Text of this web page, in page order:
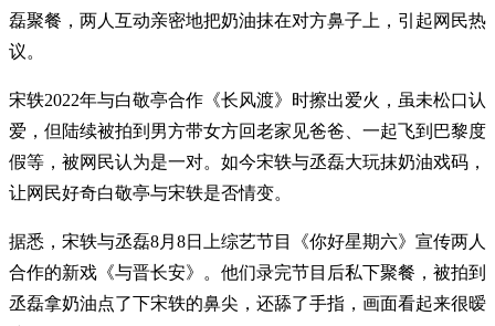
磊聚餐，两人互动亲密地把奶油抹在对方鼻子上，引起网民热
议。
宋轶2022年与白敬亭合作《长风渡》时擦出爱火，虽未松口认
爱，但陆续被拍到男方带女方回老家见爸爸、一起飞到巴黎度
假等，被网民认为是一对。如今宋轶与丞磊大玩抹奶油戏码，
让网民好奇白敬亭与宋轶是否情变。
据悉，宋轶与丞磊8月8日上综艺节目《你好星期六》宣传两人
合作的新戏《与晋长安》。他们录完节目后私下聚餐，被拍到
丞磊拿奶油点了下宋轶的鼻尖，还舔了手指，画面看起来很暧